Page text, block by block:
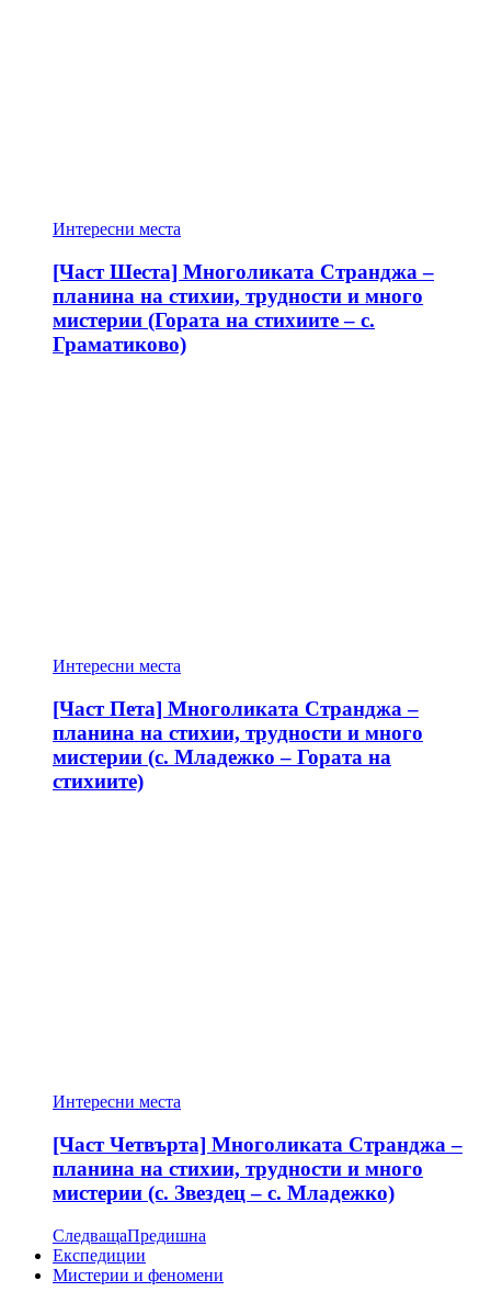
Интересни места
[Част Шеста] Многоликата Странджа –
планина на стихии, трудности и много
мистерии (Гората на стихиите – с.
Граматиково)
Интересни места
[Част Пета] Многоликата Странджа –
планина на стихии, трудности и много
мистерии (с. Младежко – Гората на
стихиите)
Интересни места
[Част Четвърта] Многоликата Странджа –
планина на стихии, трудности и много
мистерии (с. Звездец – с. Младежко)
СледващаПредишна
Експедиции
Мистерии и феномени